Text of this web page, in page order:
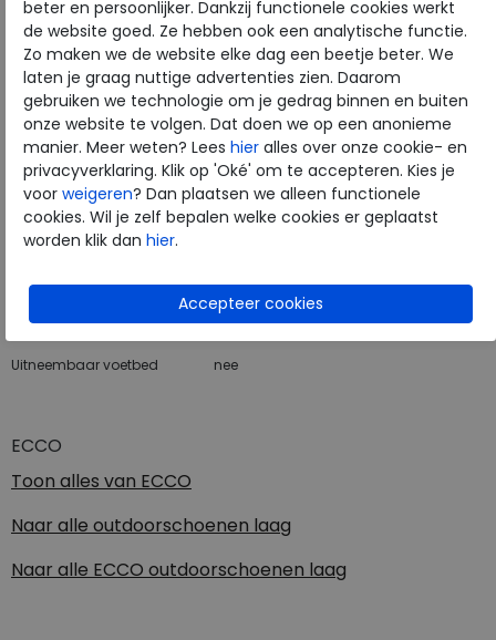
ECCO
Toon alles van ECCO
Naar alle outdoorschoenen laag
Naar alle ECCO outdoorschoenen laag
Hulp nodig? bel:0229 760 760
Gratis verzending binnen Nederland*
Voor 14:00 uur besteld = dezelfde werkdag verzonden*
Altijd retourneren, binnen 1 werkdag terugbetaald
Merk
ECCO
Fabrikantcode
Black
Uitneembaar voetbed nee
beter en persoonlijker. Dankzij functionele cookies werkt
de website goed. Ze hebben ook een analytische functie.
Zo maken we de website elke dag een beetje beter. We
laten je graag nuttige advertenties zien. Daarom
gebruiken we technologie om je gedrag binnen en buiten
onze website te volgen. Dat doen we op een anonieme
manier. Meer weten? Lees hier alles over onze cookie- en
privacyverklaring. Klik op 'Oké' om te accepteren. Kies je
voor weigeren? Dan plaatsen we alleen functionele
cookies. Wil je zelf bepalen welke cookies er geplaatst
worden klik dan hier.